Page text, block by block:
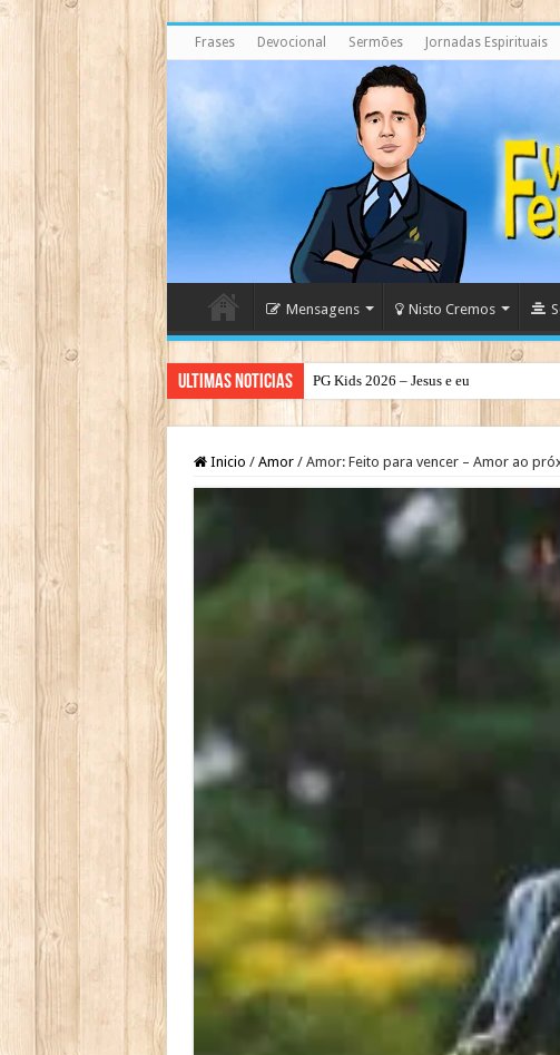
Frases Devocional Sermões Jornadas Espirituais
Mensagens Nisto Cremos
Ultimas Noticias PG Kids 2026 – Jesus e eu
PG Teens 2026 – A Luz do Mundo
Inicio / Amor / Amor: Feito para vencer – Amor ao